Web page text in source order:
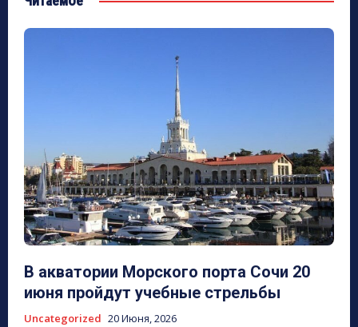
В акватории Морского порта Сочи 20
июня пройдут учебные стрельбы
Uncategorized 20 Июня, 2026